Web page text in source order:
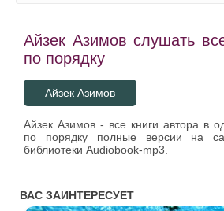
Айзек Азимов слушать
по порядку
Айзек Азимов
Айзек Азимов - все книги автора в
по порядку полные версии на
библиотеки Audiobook-mp3.